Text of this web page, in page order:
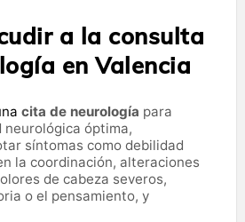
a la consulta
en Valencia
cita de neurología para
neurológica óptima,
síntomas como debilidad
la coordinación, alteraciones
de cabeza severos,
o el pensamiento, y